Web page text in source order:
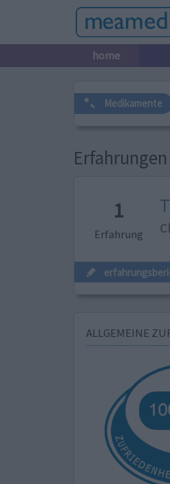
home
Medikamente
1
Erfahrung
ALLGEMEINE